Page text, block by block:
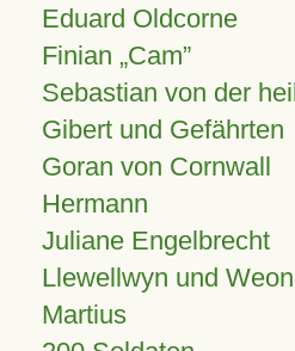
Eduard Oldcorne
Finian Cam
Sebastian von der
Gibert und Gefährten
Goran von Cornwall
Hermann
Juliane Engelbrecht
Llewellwyn und
Martius